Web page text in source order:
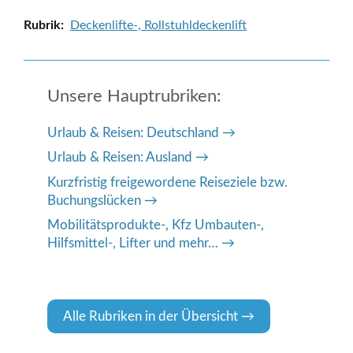
Kategorien
Deckenlifte-, Rollstuhldeckenlift
Unsere Hauptrubriken:
Urlaub & Reisen: Deutschland
Urlaub & Reisen: Ausland
Kurzfristig freigewordene Reiseziele bzw.
Buchungslücken
Mobilitätsprodukte-, Kfz Umbauten-,
Hilfsmittel-, Lifter und mehr…
Alle Rubriken in der Übersicht